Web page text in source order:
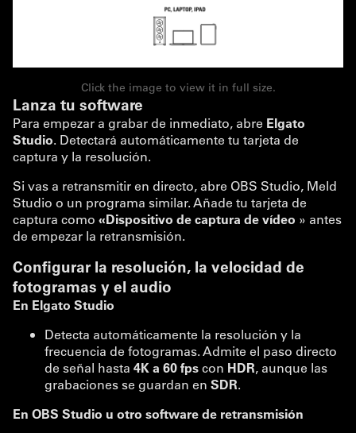
Click the image to view it in full size.
Lanza tu software
Para empezar a grabar de inmediato, abre Elgato
Studio. Detectará automáticamente tu tarjeta de
captura y la resolución.
Si vas a retransmitir en directo, abre OBS Studio, Meld
Studio o un programa similar. Añade tu tarjeta de
captura como «Dispositivo de captura de vídeo » antes
de empezar la retransmisión.
Configurar la resolución, la velocidad de
fotogramas y el audio
En Elgato Studio
Detecta automáticamente la resolución y la
frecuencia de fotogramas. Admite el paso directo
de señal hasta 4K a 60 fpscon HDR, aunque las
grabaciones se guardan en SDR.
En OBS Studio u otro software de retransmisión